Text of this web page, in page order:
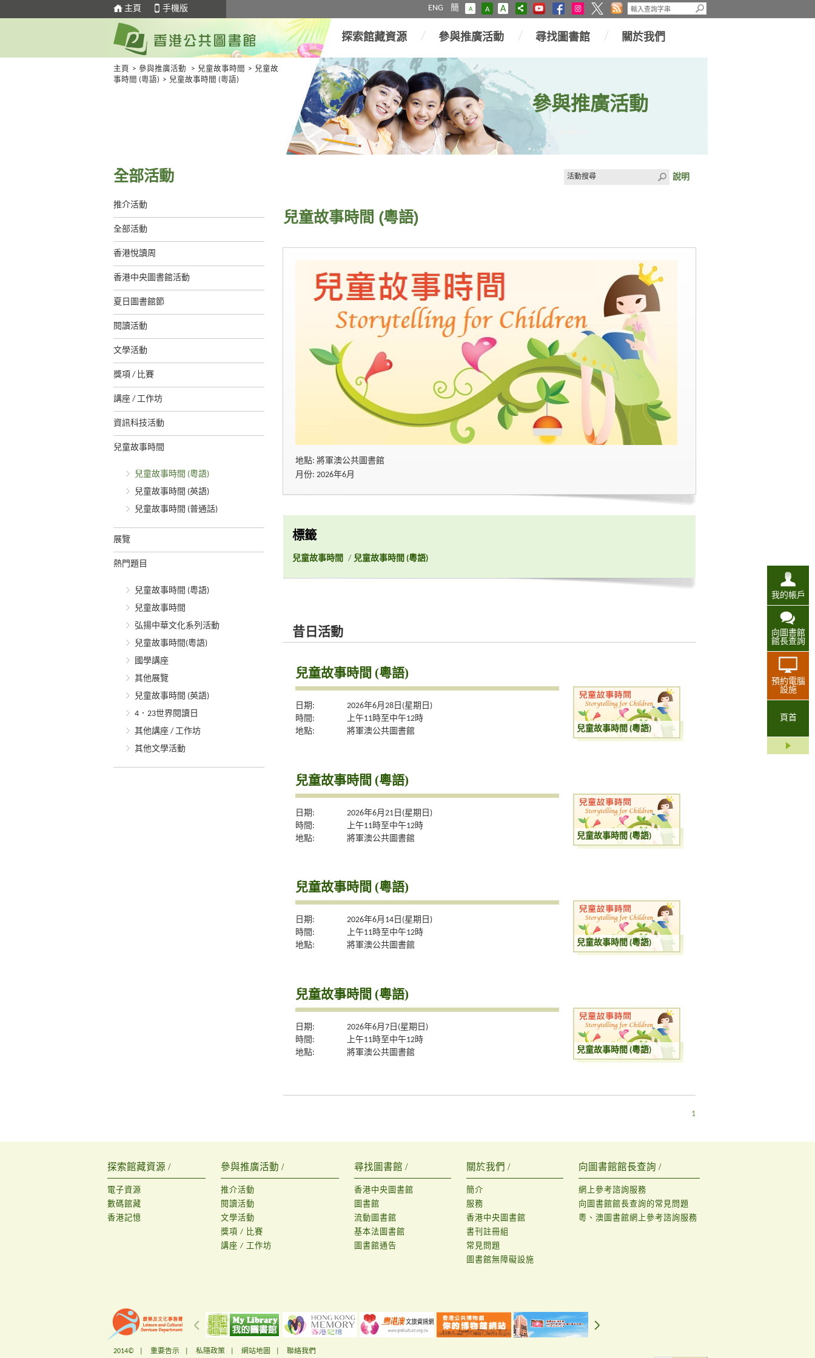
主頁 手機版 ENG 簡 A A A
我的帳戶
向圖書館
館長查詢
預約電腦
設施
頁首
探索館藏資源 參與推廣活動 尋找圖書館 關於我們
主頁 > 參與推廣活動 > 兒童故事時間 > 兒童故
事時間 (粵語) > 兒童故事時間 (粵語)
參與推廣活動
全部活動
推介活動
全部活動
香港悅讀周
香港中央圖書館活動
夏日圖書館節
閱讀活動
文學活動
獎項 / 比賽
講座 / 工作坊
資訊科技活動
兒童故事時間
兒童故事時間 (粵語)
兒童故事時間 (英語)
兒童故事時間 (普通話)
展覽
熱門題目
兒童故事時間 (粵語)
兒童故事時間
弘揚中華文化系列活動
兒童故事時間(粵語)
國學講座
其他展覽
兒童故事時間 (英語)
4．23世界閱讀日
其他講座 / 工作坊
其他文學活動
說明
兒童故事時間 (粵語)
地點: 將軍澳公共圖書館
月份: 2026年6月
標籤
兒童故事時間 / 兒童故事時間 (粵語)
昔日活動
兒童故事時間 (粵語)
日期:
2026年6月28日(星期日)
時間:
上午11時至中午12時
地點:
將軍澳公共圖書館 兒童故事時間 (粵語)
兒童故事時間 (粵語)
日期:
2026年6月21日(星期日)
時間:
上午11時至中午12時
地點:
將軍澳公共圖書館 兒童故事時間 (粵語)
兒童故事時間 (粵語)
日期:
2026年6月14日(星期日)
時間:
上午11時至中午12時
地點:
將軍澳公共圖書館 兒童故事時間 (粵語)
兒童故事時間 (粵語)
日期:
2026年6月7日(星期日)
時間:
上午11時至中午12時
地點:
將軍澳公共圖書館 兒童故事時間 (粵語)
1
探索館藏資源 /
電子資源
數碼館藏
香港記憶
參與推廣活動 /
推介活動
閱讀活動
文學活動
獎項 / 比賽
講座 / 工作坊
尋找圖書館 /
香港中央圖書館
圖書館
流動圖書館
基本法圖書館
圖書館通告
關於我們 /
簡介
服務
香港中央圖書館
書刊註冊組
常見問題
圖書館無障礙設施
向圖書館館長查詢 /
網上參考諮詢服務
向圖書館館長查詢的常見問題
粵、澳圖書館網上參考諮詢服務
2014© | 重要告示 私隱政策 網站地圖 聯絡我們